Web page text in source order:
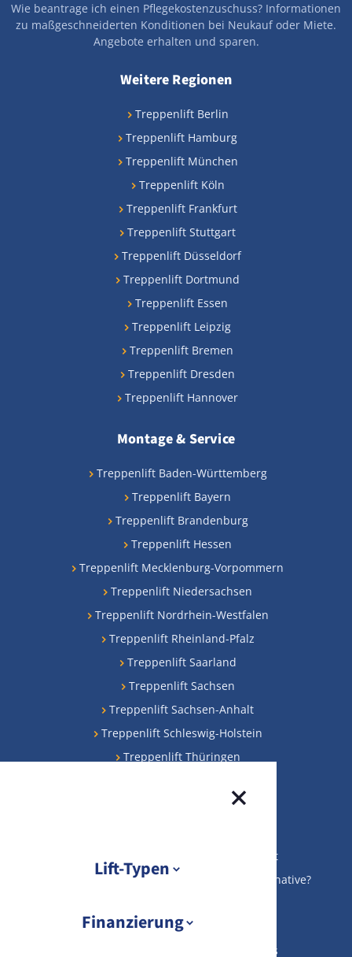
Wie beantrage ich einen Pflegekostenzuschuss? Informationen
zu maßgeschneiderten Konditionen bei Neukauf oder Miete.
Angebote erhalten und sparen.
Weitere Regionen
Treppenlift Berlin
Treppenlift Hamburg
Treppenlift München
Treppenlift Köln
Treppenlift Frankfurt
Treppenlift Stuttgart
Treppenlift Düsseldorf
Treppenlift Dortmund
Treppenlift Essen
Treppenlift Leipzig
Treppenlift Bremen
Treppenlift Dresden
Treppenlift Hannover
Montage & Service
Treppenlift Baden-Württemberg
Treppenlift Bayern
Treppenlift Brandenburg
Treppenlift Hessen
Treppenlift Mecklenburg-Vorpommern
Treppenlift Niedersachsen
Treppenlift Nordrhein-Westfalen
Treppenlift Rheinland-Pfalz
Treppenlift Saarland
Treppenlift Sachsen
Treppenlift Sachsen-Anhalt
Treppenlift Schleswig-Holstein
Treppenlift Thüringen
Beliebteste Beiträge
KfW-Förderung für Ihren Treppenlift
Gebrauchte Treppenlifte: preiswerte Alternative?
Gebrauchten Treppenlift verkaufen
Treppenlift kaufen: Die besten Tipps
Lift-Typen
Übersicht Lift-Typen
Finanzierung